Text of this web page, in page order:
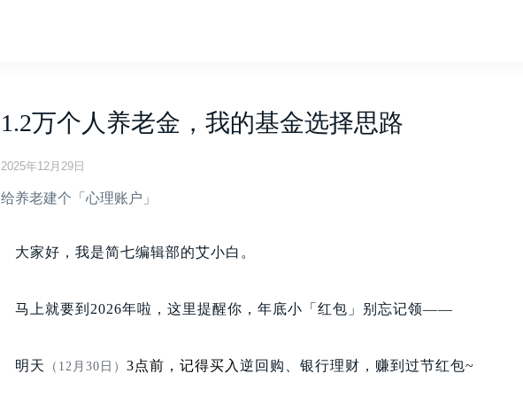
1.2万个人养老金，我的基金选择思路
2025年12月29日
给养老建个「心理账户」
大家好，我是简七编辑部的艾小白。
马上就要到2026年啦，这里提醒你，年底小「红包」别忘记领——
明天 （12月30日） 3点前， 记得买入 逆回购、银行理财，赚到过节红包~